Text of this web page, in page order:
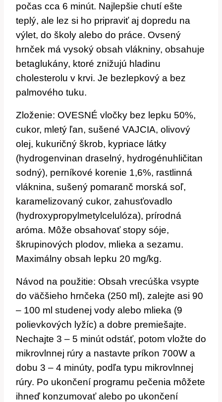
počas cca 6 minút. Najlepšie chutí ešte
teplý, ale lez si ho pripraviť aj dopredu na
výlet, do školy alebo do práce. Ovsený
hrnček má vysoký obsah vlákniny, obsahuje
betaglukány, ktoré znižujú hladinu
cholesterolu v krvi. Je bezlepkový a bez
palmového tuku.
Zloženie: OVESNÉ vločky bez lepku 50%,
cukor, mletý ľan, sušené VAJCIA, olivový
olej, kukuričný škrob, kypriace látky
(hydrogenvinan draselný, hydrogénuhličitan
sodný), perníkové korenie 1,6%, rastlinná
vláknina, sušený pomaranč morská soľ,
karamelizovaný cukor, zahusťovadlo
(hydroxypropylmetylcelulóza), prírodná
aróma. Môže obsahovať stopy sóje,
škrupinových plodov, mlieka a sezamu.
Maximálny obsah lepku 20 mg/kg.
Návod na použitie: Obsah vrecúška vsypte
do väčšieho hrnčeka (250 ml), zalejte asi 90
– 100 ml studenej vody alebo mlieka (9
polievkových lyžíc) a dobre premiešajte.
Nechajte 3 – 5 minút odstáť, potom vložte do
mikrovlnnej rúry a nastavte príkon 700W a
dobu 3 – 4 minúty, podľa typu mikrovlnnej
rúry. Po ukončení programu pečenia môžete
ihneď konzumovať alebo po ukončení